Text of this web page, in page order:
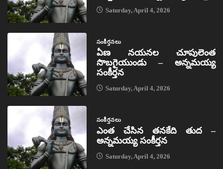
Saturday, April 4, 2026
సంకీర్తనలు
ఏణ నయనల చూపులెంత
సొబగైయుండు – అన్నమయ్య
సంకీర్తన
Saturday, April 4, 2026
సంకీర్తనలు
ఎంత చేసిన తనకేది తుద –
అన్నమయ్య సంకీర్తన
Saturday, April 4, 2026